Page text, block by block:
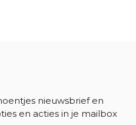
nieuwsbrief en
en acties in je mailbox